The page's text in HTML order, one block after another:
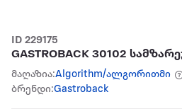
ID 229175
GASTROBACK 30102
მაღაზია:Algorithm/ალგორითმი
ბრენდი:Gastroback